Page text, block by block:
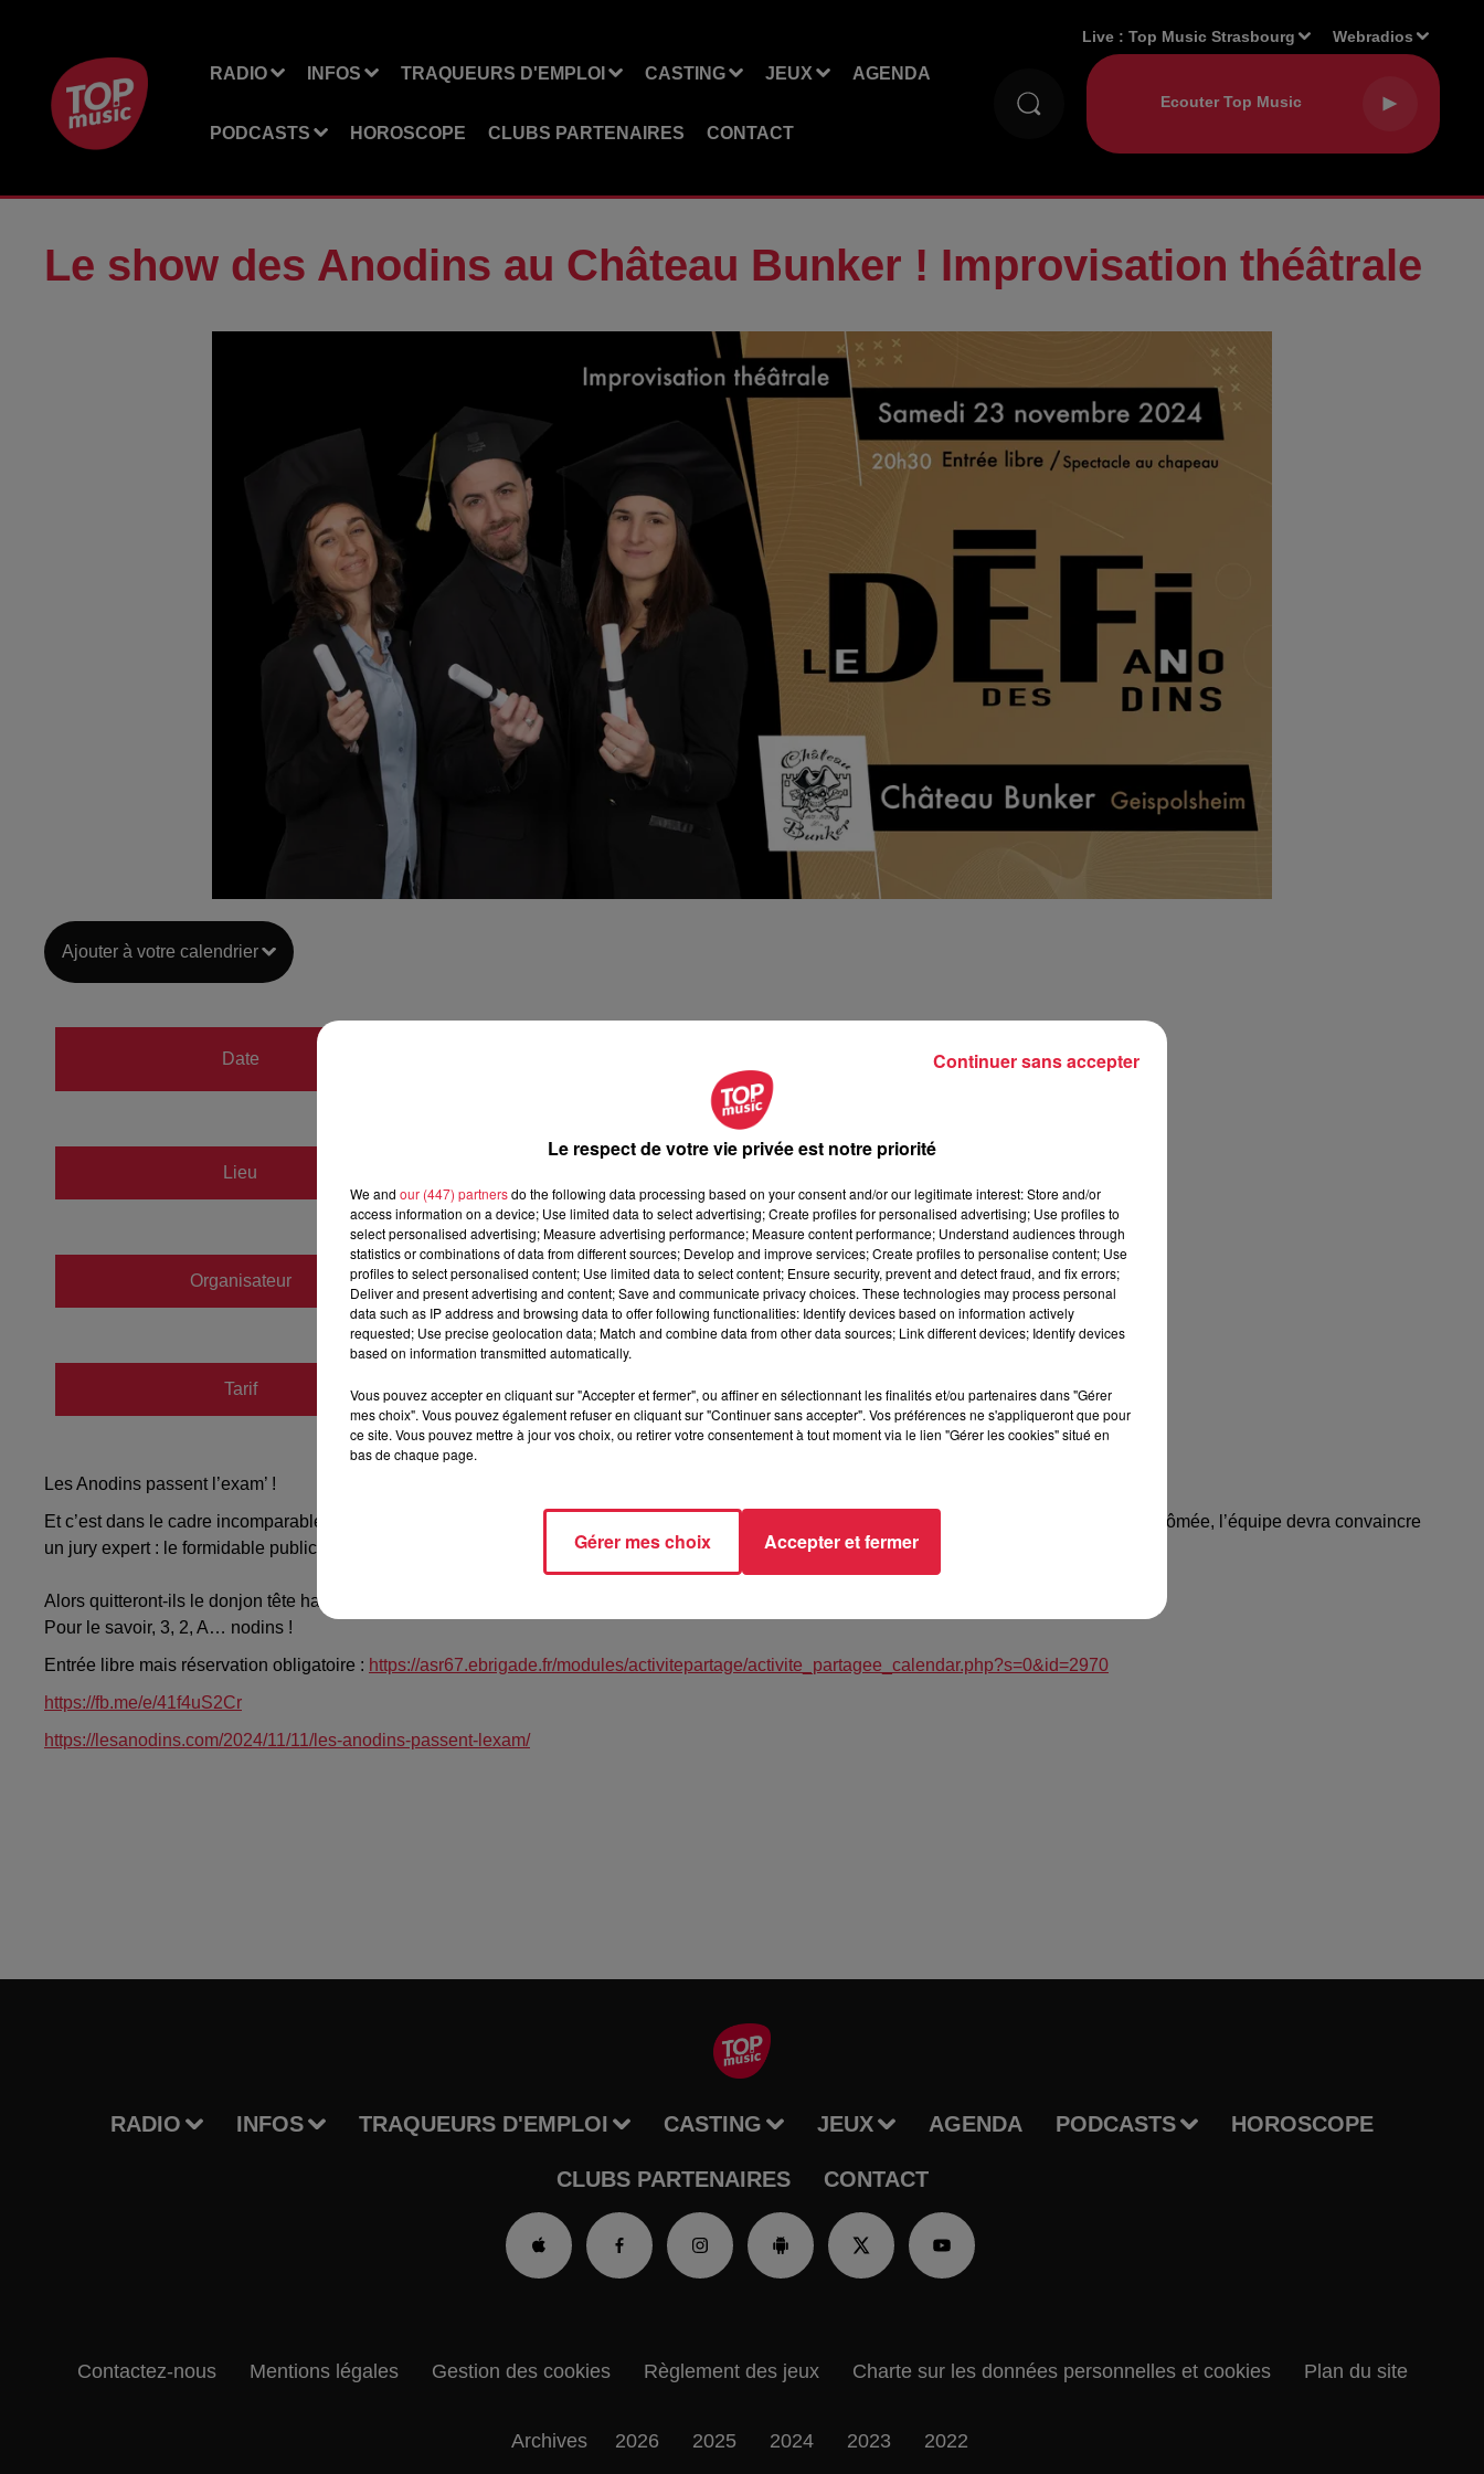
RADIO INFOS TRAQUEURS D'EMPLOI CASTING JEUX AGENDA
PODCASTS HOROSCOPE CLUBS PARTENAIRES CONTACT
Live :Top Music Strasbourg Webradios
Le show des Anodins au Château Bunker ! Improvisation théâtrale
Ajouter à votre calendrier
Date
Lieu
Château bunker du Lutzelbruch, Chemin Marcel Bussinger
67118 Geispolsheim
Organisateur https://lesanodins.com/2024/11/11/les-anodins-passent-lexam/
Tarif Gratuit
Les Anodins passent l’exam’ !
Et c’est dans le cadre incomparable du Château bunker qu’ils affrontent les épreuves et les pièges d’un maître de jeu exigeant. Pour repartir diplômée, l’équipe devra convaincre
un jury expert : le formidable public du Château.
Alors quitteront-ils le donjon tête haute ou mine piteuse ?
Pour le savoir, 3, 2, A… nodins !
Entrée libre mais réservation obligatoire : https://asr67.ebrigade.fr/modules/activitepartage/activite_partagee_calendar.php?s=0&id=2970
https://fb.me/e/41f4uS2Cr
https://lesanodins.com/2024/11/11/les-anodins-passent-lexam/
RADIO INFOS TRAQUEURS D'EMPLOI CASTING JEUX AGENDA PODCASTS HOROSCOPE
CLUBS PARTENAIRES CONTACT
Contactez-nous Mentions légales Gestion des cookies Règlement des jeux Charte sur les données personnelles et cookies Plan du site
Archives 2026 2025 2024 2023 2022
Le respect de votre vie privée est notre priorité
We and our (447) partnersdo the following data processing based on your consent and/or our legitimate interest: Store and/or
access information on a device; Use limited data to select advertising; Create profiles for personalised advertising; Use profiles to
select personalised advertising; Measure advertising performance; Measure content performance; Understand audiences through
statistics or combinations of data from different sources; Develop and improve services; Create profiles to personalise content; Use
profiles to select personalised content; Use limited data to select content; Ensure security, prevent and detect fraud, and fix errors;
Deliver and present advertising and content; Save and communicate privacy choices. These technologies may process personal
data such as IP address and browsing data to offer following functionalities: Identify devices based on information actively
requested; Use precise geolocation data; Match and combine data from other data sources; Link different devices; Identify devices
based on information transmitted automatically.
Vous pouvez accepter en cliquant sur "Accepter et fermer", ou affiner en sélectionnant les finalités et/ou partenaires dans "Gérer
mes choix". Vous pouvez également refuser en cliquant sur "Continuer sans accepter". Vos préférences ne s'appliqueront que pour
ce site. Vous pouvez mettre à jour vos choix, ou retirer votre consentement à tout moment via le lien "Gérer les cookies" situé en
bas de chaque page.
Gérer mes choix Accepter et fermer
Continuer sans accepter